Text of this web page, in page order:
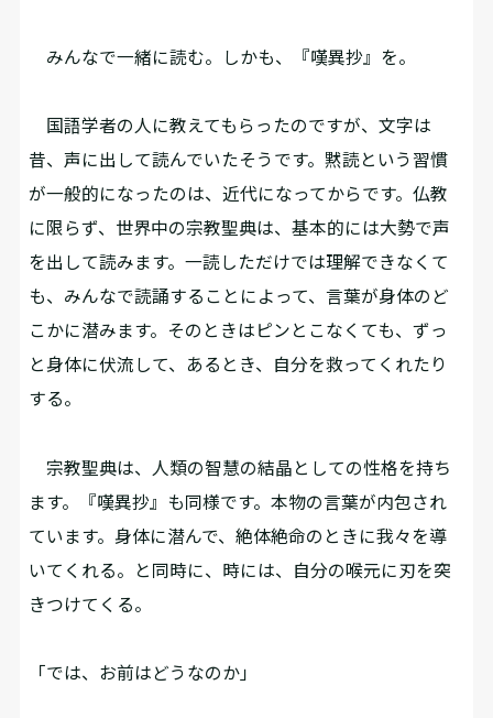
みんなで一緒に読む。しかも、『嘆異抄』を。
国語学者の人に教えてもらったのですが、文字は
昔、声に出して読んでいたそうです。黙読という習慣
が一般的になったのは、近代になってからです。仏教
に限らず、世界中の宗教聖典は、基本的には大勢で声
を出して読みます。一読しただけでは理解できなくて
も、みんなで読誦することによって、言葉が身体のど
こかに潜みます。そのときはピンとこなくても、ずっ
と身体に伏流して、あるとき、自分を救ってくれたり
する。
宗教聖典は、人類の智慧の結晶としての性格を持ち
ます。『嘆異抄』も同様です。本物の言葉が内包され
ています。身体に潜んで、絶体絶命のときに我々を導
いてくれる。と同時に、時には、自分の喉元に刃を突
きつけてくる。
「では、お前はどうなのか」